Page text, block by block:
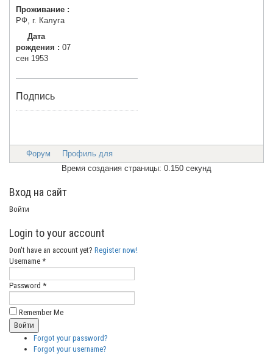
Проживание :
РФ, г. Калуга
Дата
рождения : 07
сен 1953
Подпись
Форум
Профиль для
Время создания страницы: 0.150 секунд
Вход на сайт
Войти
Login to your account
Don't have an account yet? Register now!
Username *
Password *
Remember Me
Forgot your password?
Forgot your username?